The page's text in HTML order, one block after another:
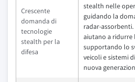
Crescente
domanda di
tecnologie
stealth per la
difesa
stealth nelle
guidando la
radar-
aiutano a ridurre
supportando lo
veicoli e sistemi
nuova